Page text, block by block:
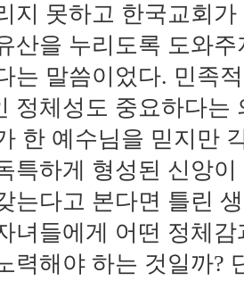
지 못하고 한국교회
산을 누리도록 도와
는 말씀이었다. 민족
정체성도 중요하다는
한 예수님을 믿지만
특하게 형성된 신앙
는다고 본다면 틀린
녀들에게 어떤 정체
력해야 하는 것일까?